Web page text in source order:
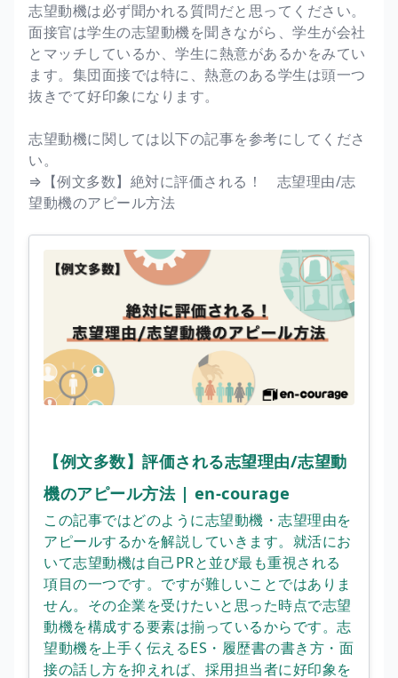
志望動機は必ず聞かれる質問だと思ってください。
面接官は学生の志望動機を聞きながら、学生が会社
とマッチしているか、学生に熱意があるかをみてい
ます。集団面接では特に、熱意のある学生は頭一つ
抜きでて好印象になります。
志望動機に関しては以下の記事を参考にしてくださ
い。
⇒【例文多数】絶対に評価される！ 志望理由/志
望動機のアピール方法
【例文多数】評価される志望理由/志望動
機のアピール方法 | en-courage
この記事ではどのように志望動機・志望理由を
アピールするかを解説していきます。就活にお
いて志望動機は自己PRと並び最も重視される
項目の一つです。ですが難しいことではありま
せん。その企業を受けたいと思った時点で志望
動機を構成する要素は揃っているからです。志
望動機を上手く伝えるES・履歴書の書き方・面
接の話し方を抑えれば、採用担当者に好印象を